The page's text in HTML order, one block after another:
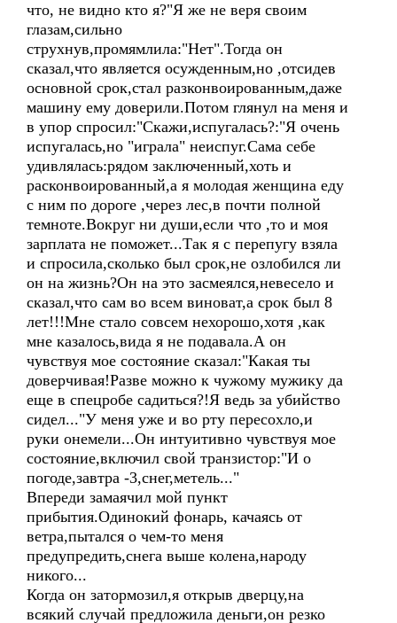
что, не видно кто я?"Я же не веря своим
глазам,сильно
струхнув,промямлила:"Нет".Тогда он
сказал,что является осужденным,но ,отсидев
основной срок,стал разконвоированным,даже
машину ему доверили.Потом глянул на меня и
в упор спросил:"Скажи,испугалась?:"Я очень
испугалась,но "играла" неиспуг.Сама себе
удивлялась:рядом заключенный,хоть и
расконвоированный,а я молодая женщина еду
с ним по дороге ,через лес,в почти полной
темноте.Вокруг ни души,если что ,то и моя
зарплата не поможет...Так я с перепугу взяла
и спросила,сколько был срок,не озлобился ли
он на жизнь?Он на это засмеялся,невесело и
сказал,что сам во всем виноват,а срок был 8
лет!!!Мне стало совсем нехорошо,хотя ,как
мне казалось,вида я не подавала.А он
чувствуя мое состояние сказал:"Какая ты
доверчивая!Разве можно к чужому мужику да
еще в спецробе садиться?!Я ведь за убийство
сидел..."У меня уже и во рту пересохло,и
руки онемели...Он интуитивно чувствуя мое
состояние,включил свой транзистор:"И о
погоде,завтра -3,снег,метель..."
Впереди замаячил мой пункт
прибытия.Одинокий фонарь, качаясь от
ветра,пытался о чем-то меня
предупредить,снега выше колена,народу
никого...
Когда он затормозил,я открыв дверцу,на
всякий случай предложила деньги,он резко